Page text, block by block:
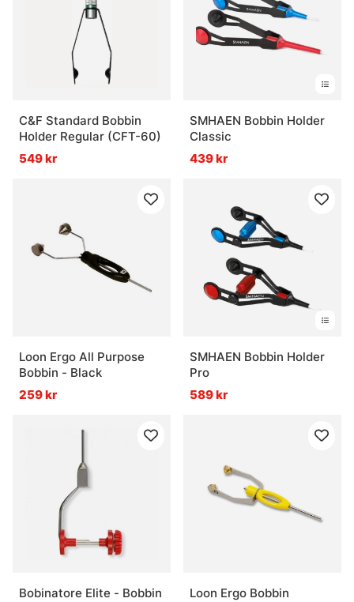
C&F Standard Bobbin
Holder Regular (CFT-60)
549 kr
SMHAEN Bobbin Holder
Classic
439 kr
Loon Ergo All Purpose
Bobbin - Black
259 kr
SMHAEN Bobbin Holder
Pro
589 kr
Bobinatore Elite - Bobbin
Loon Ergo Bobbin